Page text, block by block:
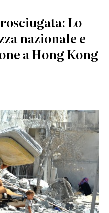
Lo
nazionale e
a Hong Kong